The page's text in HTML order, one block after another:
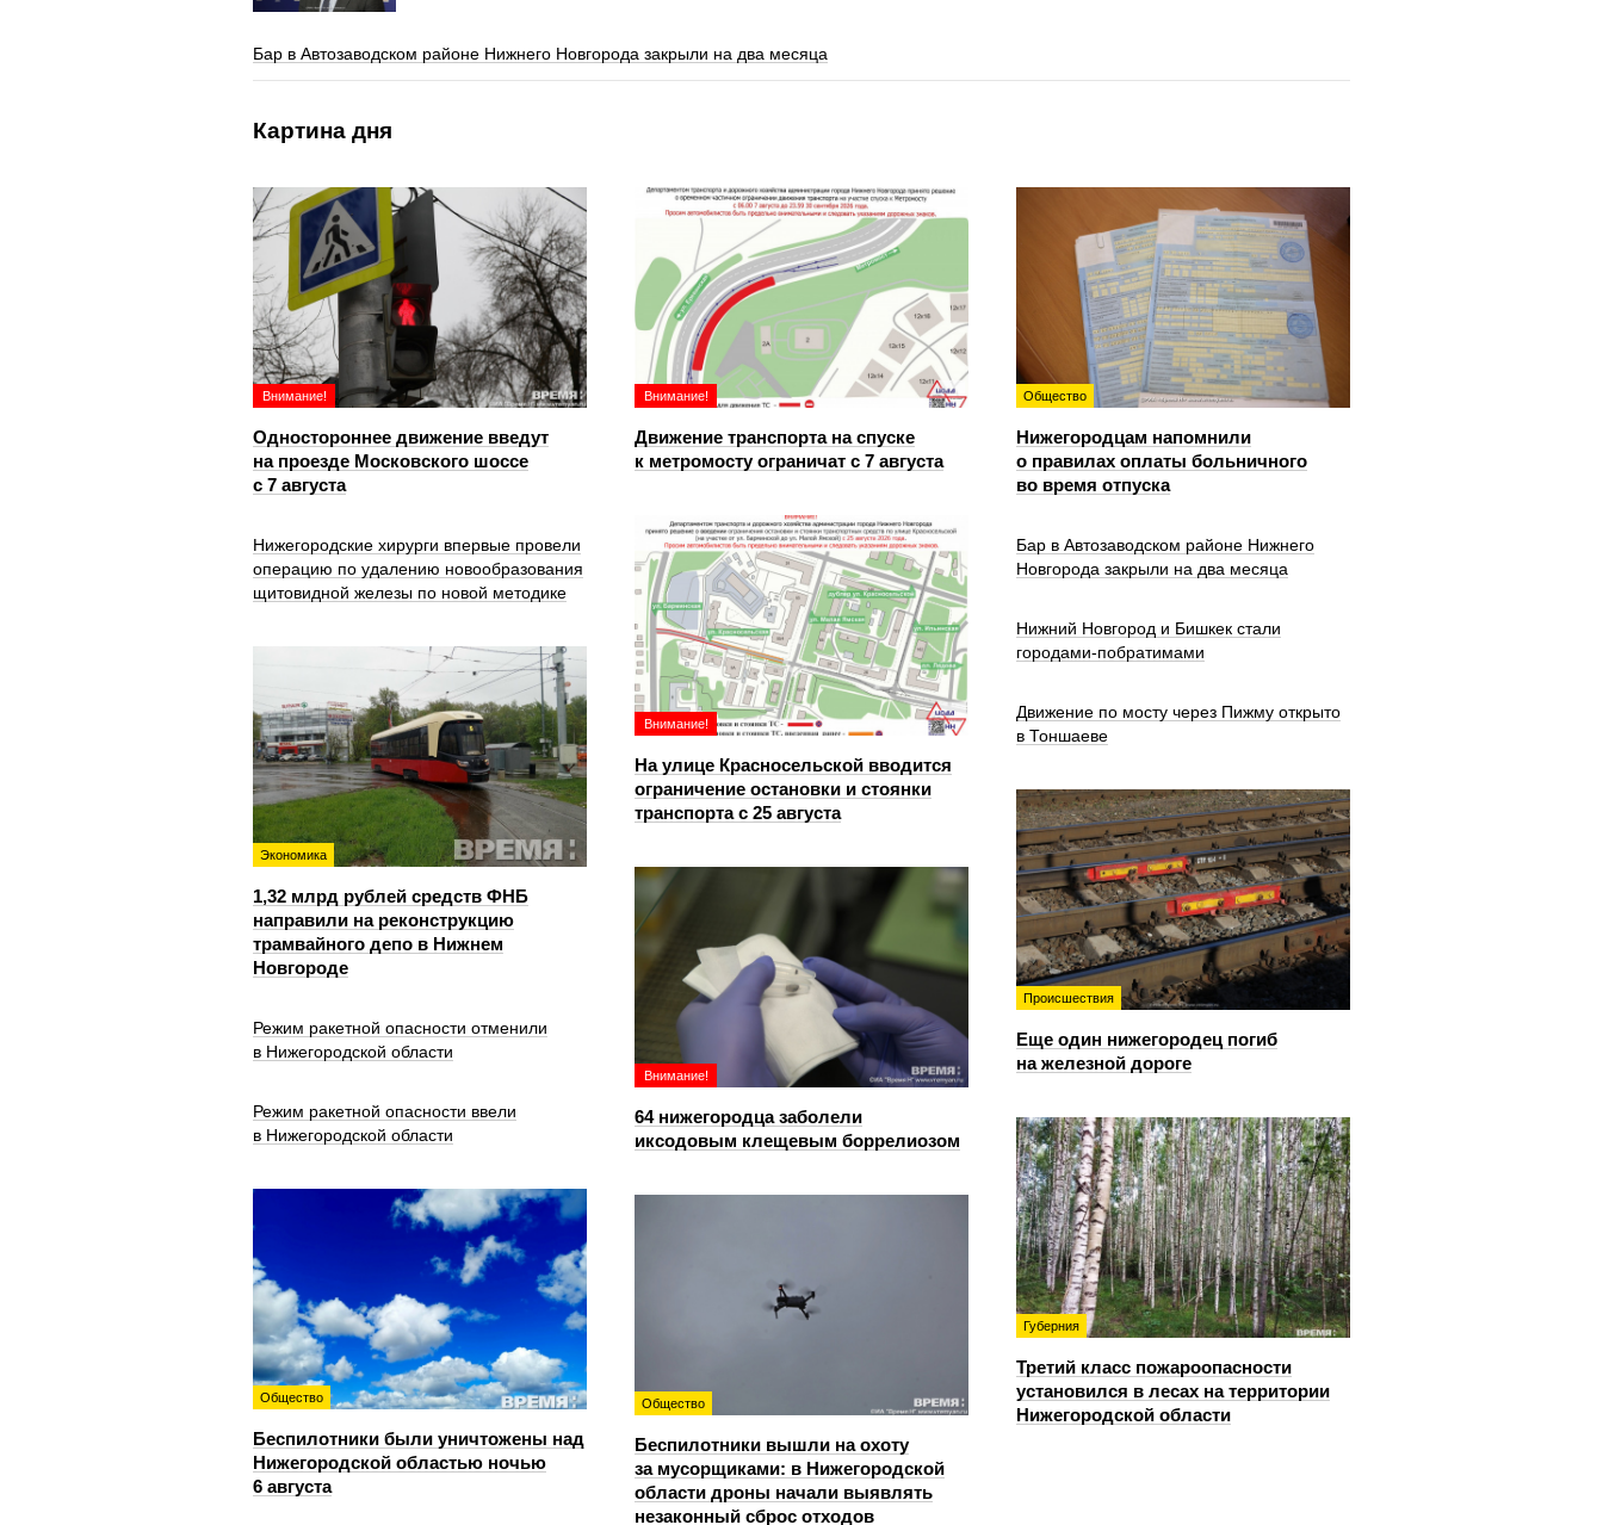
Бар в Автозаводском районе Нижнего Новгорода закрыли на два месяца
Картина дня
Внимание!
Одностороннее движение введут
на проезде Московского шоссе
с 7 августа
Внимание!
Движение транспорта на спуске
к метромосту ограничат с 7 августа
Общество
Нижегородцам напомнили
о правилах оплаты больничного
во время отпуска
Внимание!
На улице Красносельской вводится
ограничение остановки и стоянки
транспорта с 25 августа
Нижегородские хирурги впервые провели
операцию по удалению новообразования
щитовидной железы по новой методике
Бар в Автозаводском районе Нижнего
Новгорода закрыли на два месяца
Нижний Новгород и Бишкек стали
городами-побратимами
Экономика
1,32 млрд рублей средств ФНБ
направили на реконструкцию
трамвайного депо в Нижнем
Новгороде
Движение по мосту через Пижму открыто
в Тоншаеве
Происшествия
Еще один нижегородец погиб
на железной дороге
Внимание!
64 нижегородца заболели
иксодовым клещевым боррелиозом
Режим ракетной опасности отменили
в Нижегородской области
Режим ракетной опасности ввели
в Нижегородской области
Губерния
Третий класс пожароопасности
установился в лесах на территории
Нижегородской области
Общество
Беспилотники были уничтожены над
Нижегородской областью ночью
6 августа
Общество
Беспилотники вышли на охоту
за мусорщиками: в Нижегородской
области дроны начали выявлять
незаконный сброс отходов